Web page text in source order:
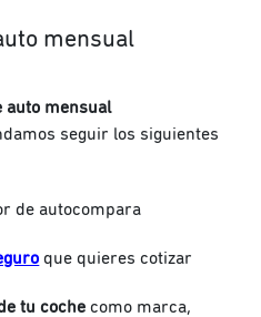
mensual
auto mensual
seguir los siguientes
de autocompara
que quieres cotizar
tu coche como marca,